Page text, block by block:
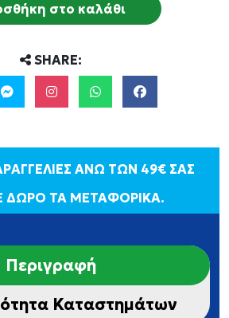
στο καλάθι
SHARE:
ΑΝΩ ΤΩΝ 49€ ΣΑΣ
ΔΩΡΟ ΤΑ ΜΕΤΑΦΟΡΙΚΑ.
Περιγραφή
Καταστημάτων